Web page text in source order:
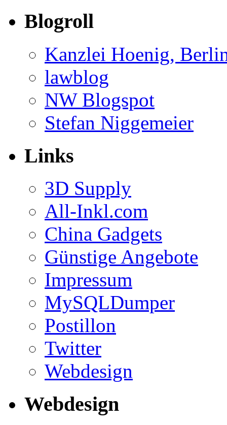
Blogroll
Kanzlei Hoenig,
lawblog
NW Blogspot
Stefan Niggemeier
Links
3D Supply
All-Inkl.com
China Gadgets
Günstige Angebote
Impressum
MySQLDumper
Postillon
Twitter
Webdesign
Webdesign